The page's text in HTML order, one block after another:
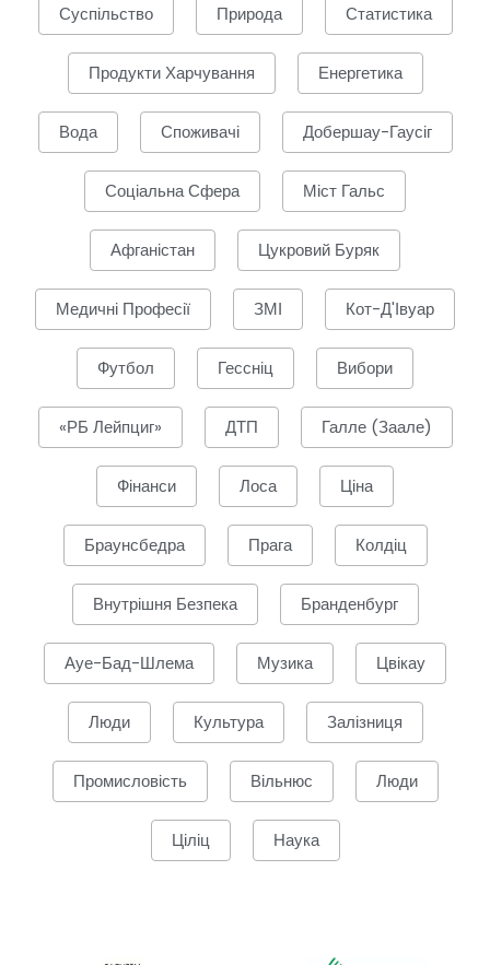
Суспільство Природа Статистика
Продукти Харчування Енергетика
Вода Споживачі Добершау-Гаусіг
Соціальна Сфера Міст Гальс
Афганістан Цукровий Буряк
Медичні Професії ЗМІ Кот-Д'Івуар
Футбол Гессніц Вибори
«РБ Лейпциг» ДТП Галле (Заале)
Фінанси Лоса Ціна
Браунсбедра Прага Колдіц
Внутрішня Безпека Бранденбург
Ауе-Бад-Шлема Музика Цвікау
Люди Культура Залізниця
Промисловість Вільнюс Люди
Ціліц Наука